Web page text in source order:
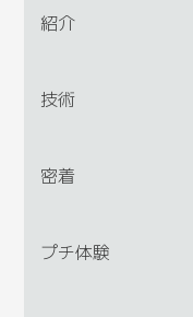
紹介
技術
密着
プチ体験